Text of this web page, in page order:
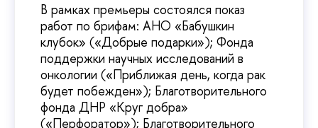
В рамках премьеры состоялся показ
работ по брифам: АНО «Бабушкин
клубок» («Добрые подарки»); Фонда
поддержки научных исследований в
онкологии («Приближая день, когда рак
будет побежден»); Благотворительного
фонда ДНР «Круг добра»
(«Перфоратор»); Благотворительного